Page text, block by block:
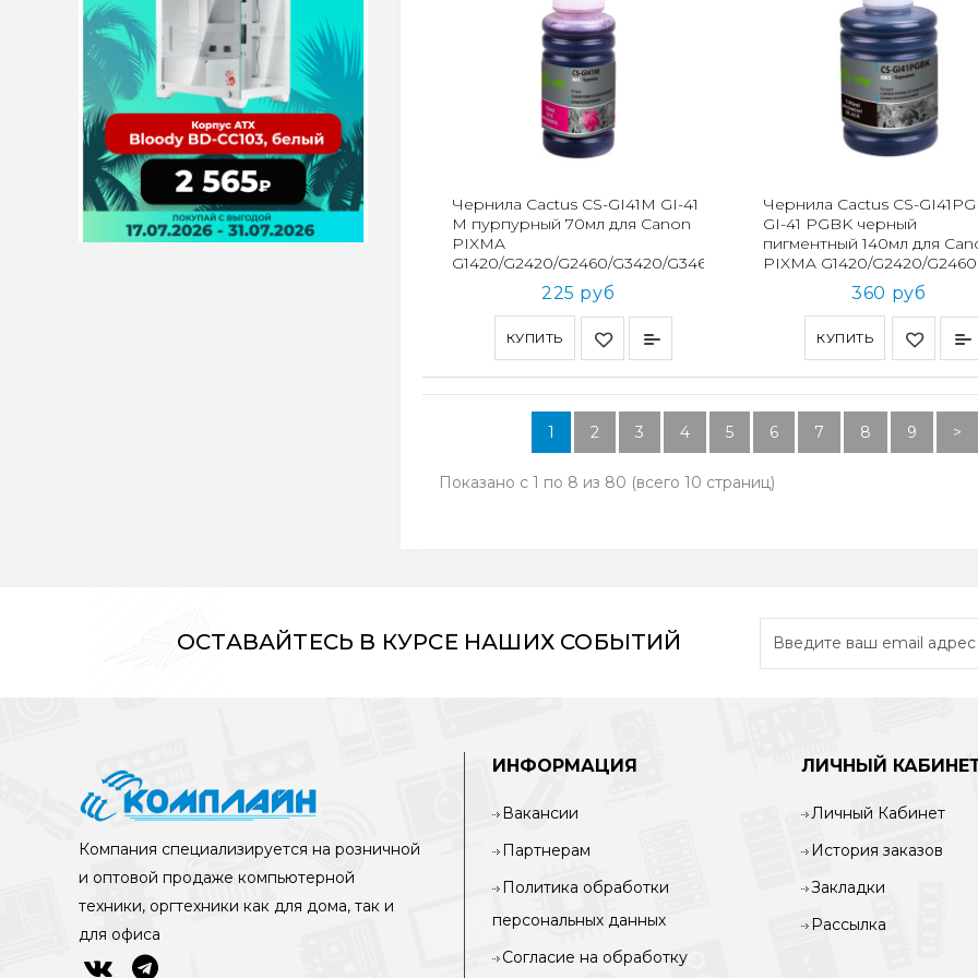
КУПИТЬ
Чернила Cactus CS-GI41M GI-41
M пурпурный 70мл для Canon
PIXMA
G1420/G2420/G2460/G3420/G3460
225 руб
КУПИТЬ
Чернила Cactus CS-
GI-41 PGBK черный
пигментный 140мл для
PIXMA G1420/G2420/G2460
360 руб
1 2 3 4 5 6 7 8 9 >
Показано с 1 по 8 из 80 (всего 10 страниц)
ОСТАВАЙТЕСЬ В КУРСЕ НАШИХ СОБЫТИЙ
Компания специализируется на розничной
и оптовой продаже компьютерной
техники, оргтехники как для дома, так и
для офиса
ИНФОРМАЦИЯ
Вакансии
Партнерам
Политика обработки
персональных данных
Согласие на обработку
ЛИЧНЫЙ
Личный Кабинет
История заказов
Закладки
Рассылка